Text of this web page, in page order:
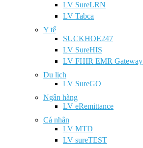
LV SureLRN
LV Tabca
Y tế
SUCKHOE247
LV SureHIS
LV FHIR EMR Gateway
Du lịch
LV SureGO
Ngân hàng
LV eRemittance
Cá nhân
LV MTD
LV sureTEST